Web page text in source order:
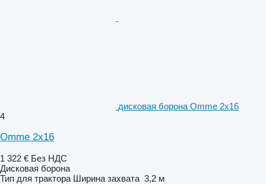
дисковая борона Omme 2x16
4
Omme 2x16
1 322 € Без НДС
Дисковая борона
Тип для трактора Ширина захвата 3,2 м